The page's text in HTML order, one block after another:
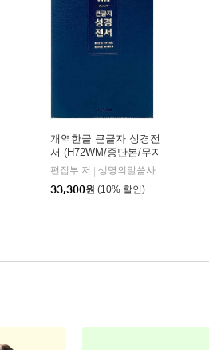
개역한글 큰글자 성경전
서 (H72WM/중단본/무지
퍼/PU/반달 색인/해설
없음/각주 없음/다크네
이비)
편집부 저
생명의말씀사
33,300원 (10% 할인)